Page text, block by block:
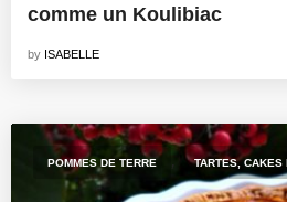
comme un Koulibiac
by ISABELLE
POMMES DE TERRE , TARTES, CAKES